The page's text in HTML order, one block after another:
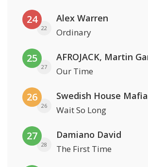
24
22
Alex Warren
Ordinary
25
27 Our Time
26
26
Swedish House Mafia
Wait So Long
27
28
Damiano David
The First Time